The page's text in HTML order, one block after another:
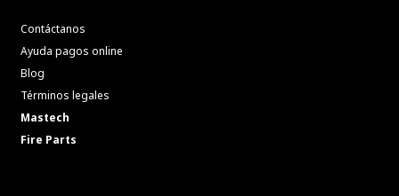
Contáctanos
Ayuda pagos online
Blog
Términos legales
Mastech
Fire Parts